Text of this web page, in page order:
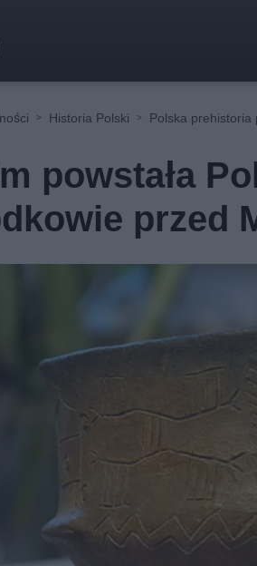
Historia Polski Polska prehistoria
powstała
przed